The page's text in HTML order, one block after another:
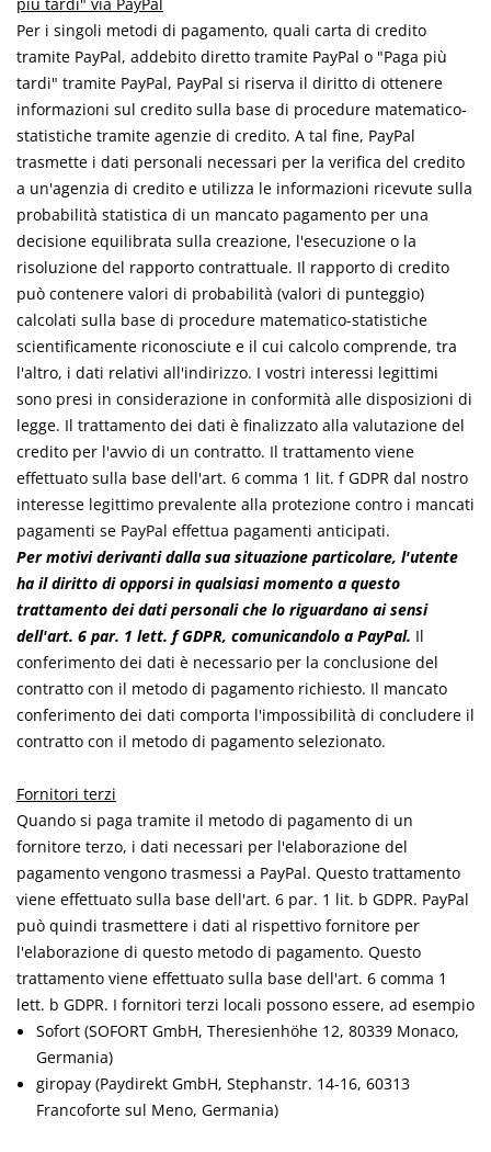
Per i singoli metodi di pagamento, quali carta di credito
tramite PayPal, addebito diretto tramite PayPal o "Paga più
tardi" tramite PayPal, PayPal si riserva il diritto di ottenere
informazioni sul credito sulla base di procedure matematico-
statistiche tramite agenzie di credito. A tal fine, PayPal
trasmette i dati personali necessari per la verifica del credito
a un'agenzia di credito e utilizza le informazioni ricevute sulla
probabilità statistica di un mancato pagamento per una
decisione equilibrata sulla creazione, l'esecuzione o la
risoluzione del rapporto contrattuale. Il rapporto di credito
può contenere valori di probabilità (valori di punteggio)
calcolati sulla base di procedure matematico-statistiche
scientificamente riconosciute e il cui calcolo comprende, tra
l'altro, i dati relativi all'indirizzo. I vostri interessi legittimi
sono presi in considerazione in conformità alle disposizioni di
legge. Il trattamento dei dati è finalizzato alla valutazione del
credito per l'avvio di un contratto. Il trattamento viene
effettuato sulla base dell'art. 6 comma 1 lit. f GDPR dal nostro
interesse legittimo prevalente alla protezione contro i mancati
pagamenti se PayPal effettua pagamenti anticipati.
Per motivi derivanti dalla sua situazione particolare, l'utente
ha il diritto di opporsi in qualsiasi momento a questo
trattamento dei dati personali che lo riguardano ai sensi
dell'art. 6 par. 1 lett. f GDPR, comunicandolo a PayPal. Il
conferimento dei dati è necessario per la conclusione del
contratto con il metodo di pagamento richiesto. Il mancato
conferimento dei dati comporta l'impossibilità di concludere il
contratto con il metodo di pagamento selezionato.
Fornitori terzi
Quando si paga tramite il metodo di pagamento di un
fornitore terzo, i dati necessari per l'elaborazione del
pagamento vengono trasmessi a PayPal. Questo trattamento
viene effettuato sulla base dell'art. 6 par. 1 lit. b GDPR. PayPal
può quindi trasmettere i dati al rispettivo fornitore per
l'elaborazione di questo metodo di pagamento. Questo
trattamento viene effettuato sulla base dell'art. 6 comma 1
lett. b GDPR. I fornitori terzi locali possono essere, ad esempio
Sofort (SOFORT GmbH, Theresienhöhe 12, 80339 Monaco,
Germania)
giropay (Paydirekt GmbH, Stephanstr. 14-16, 60313
Francoforte sul Meno, Germania)